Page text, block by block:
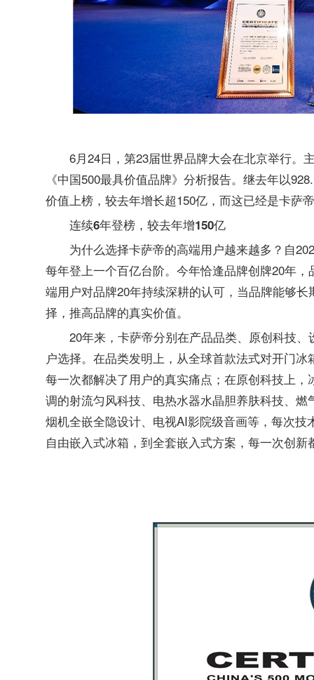
6月24日，第23届世界品牌大会在北京举行。
《中国500最具价值品牌》分析报告。继去年以
价值上榜，较去年增长超150亿，而这已经是卡萨
连续6年登榜，较去年增150亿
为什么选择卡萨帝的高端用户越来越多？自
每年登上一个百亿台阶。今年恰逢品牌创牌20年
端用户对品牌20年持续深耕的认可，当品牌能够
择，推高品牌的真实价值。
20年来，卡萨帝分别在产品品类、原创科技
户选择。在品类发明上，从全球首款法式对开门
每一次都解决了用户的真实痛点；在原创科技上
调的射流匀风科技、电热水器水晶胆养肤科技、
烟机全嵌全隐设计、电视AI影院级音画等，每次
自由嵌入式冰箱，到全套嵌入式方案，每一次创